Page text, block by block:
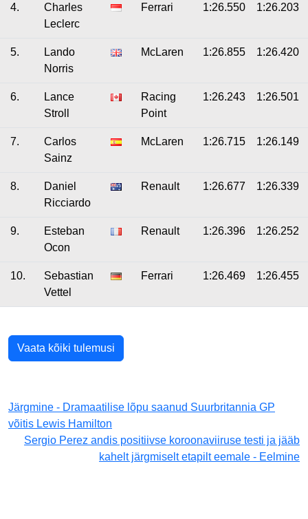
4.
Charles
Leclerc
Ferrari 1:26.550 1:26.203
5.
Lando
Norris
McLaren 1:26.855 1:26.420
6.
Lance
Stroll
Racing
Point
1:26.243 1:26.501
7.
Carlos
Sainz
McLaren 1:26.715 1:26.149
8.
Daniel
Ricciardo
Renault 1:26.677 1:26.339
9.
Esteban
Ocon
Renault 1:26.396 1:26.252
10.
Sebastian
Vettel
Ferrari 1:26.469 1:26.455
Vaata kõiki tulemusi
Järgmine - Dramaatilise lõpu saanud Suurbritannia GP
võitis Lewis Hamilton
Sergio Perez andis positiivse koroonaviiruse testi ja jääb
kahelt järgmiselt etapilt eemale - Eelmine